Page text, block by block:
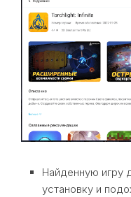
Найденную игру
установку и